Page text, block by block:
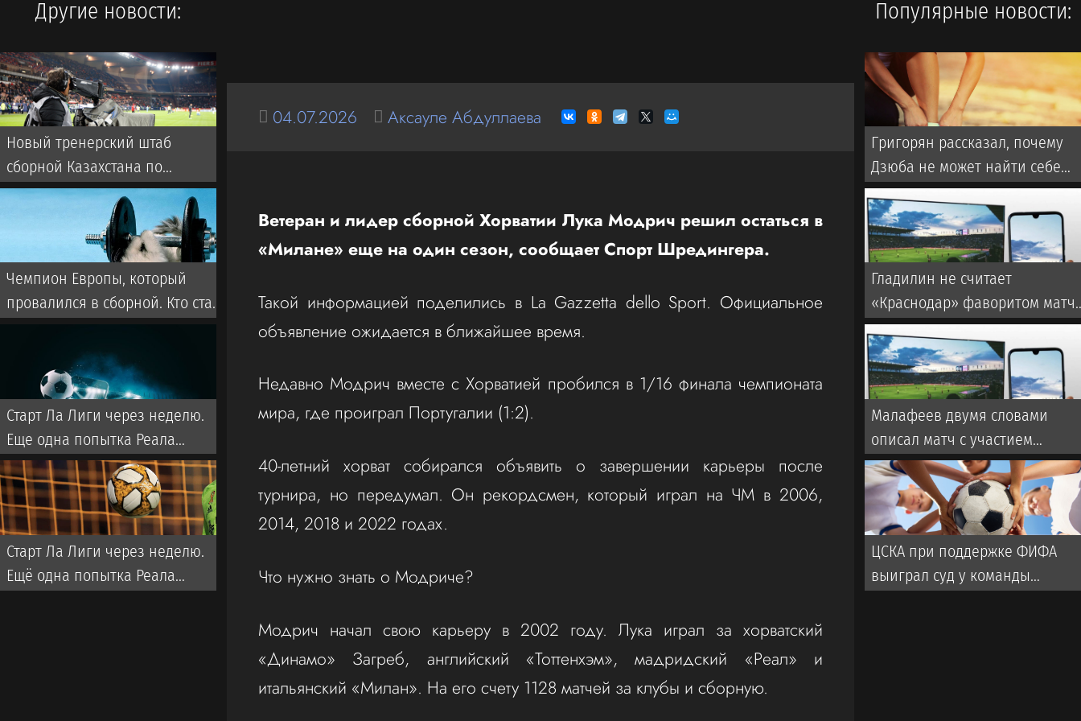
04.07.2026 Аксауле Абдуллаева
Ветеран и лидер сборной Хорватии Лука Модрич решил остаться в
«Милане» еще на один сезон, сообщает Спорт Шредингера.
Такой информацией поделились в La Gazzetta dello Sport. Официальное
объявление ожидается в ближайшее время.
Недавно Модрич вместе с Хорватией пробился в 1/16 финала чемпионата
мира, где проиграл Португалии (1:2).
40-летний хорват собирался объявить о завершении карьеры после
турнира, но передумал. Он рекордсмен, который играл на ЧМ в 2006,
2014, 2018 и 2022 годах.
Что нужно знать о Модриче?
Модрич начал свою карьеру в 2002 году. Лука играл за хорватский
«Динамо» Загреб, английский «Тоттенхэм», мадридский «Реал» и
итальянский «Милан». На его счету 1128 матчей за клубы и сборную.
Другие новости:
Новый тренерский штаб
сборной Казахстана по
футболу: кто будет помогать
Чемпион Европы, который
провалился в сборной. Кто стал
Старт Ла Лиги через неделю.
Еще одна попытка Реала
забрать титул у Флика
Старт Ла Лиги через неделю.
Ещё одна попытка Реала
Популярные новости:
Григорян рассказал, почему
Дзюба не может найти себе
команду в РПЛ
Гладилин не считает
«Краснодар» фаворитом
со «Спартаком» в РПЛ
Малафеев двумя словами
описал матч с участием
ветеранов «Зенита». Во время
игры использовалась
пиротехника
ЦСКА при поддержке ФИФА
выиграл суд у команды